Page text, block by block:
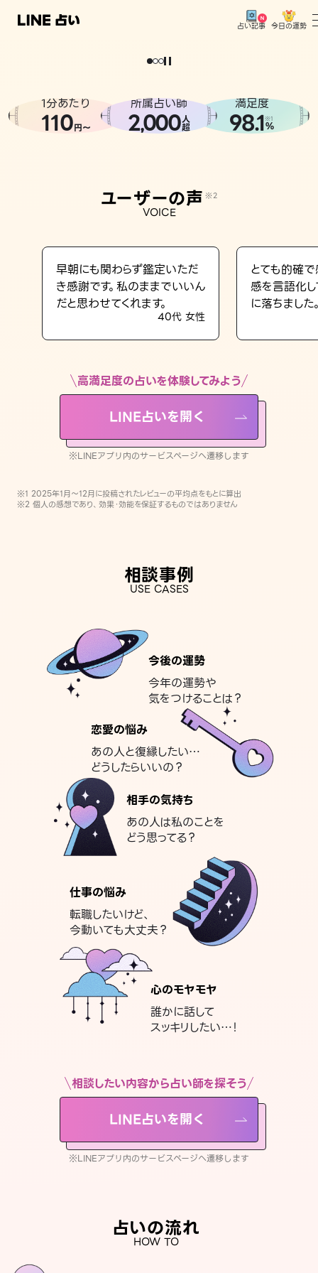
占い記事 今日の運勢
相談事例
LINE占いを開く
※LINEアプリ内のサービスページへ遷移します
どうせなら
。
1分あたり
110円〜
所属占い師
2,000人
超
満足度
98.1※1
%
ユーザーの声 ※2
VOICE
早朝にも関わらず鑑定いただ
き感謝です。私のままでいいん
だと思わせてくれます。
40代 女性
とても的確
感を言語化
に落ちました
高満足度の占いを体験してみよう
LINE占いを開く
※LINEアプリ内のサービスページへ遷移します
※1 2025年1月〜12月に投稿されたレビューの平均点をもとに算出
※2 個人の感想であり、効果・効能を保証するものではありません
相談事例
USE CASES
今後の運勢
今年の運勢や
気をつけることは？
恋愛の悩み
あの人と復縁したい…
どうしたらいいの？
相手の気持ち
あの人は私のことを
どう思ってる？
仕事の悩み
転職したいけど、
今動いても大丈夫？
心のモヤモヤ
誰かに話して
スッキリしたい…！
相談したい内容から占い師を探そう
LINE占いを開く
※LINEアプリ内のサービスページへ遷移します
占いの流れ
HOW TO